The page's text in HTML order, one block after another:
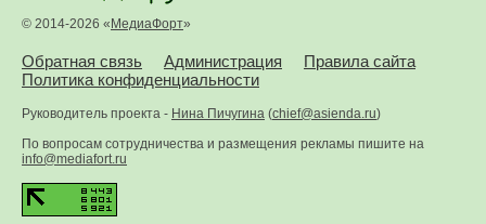
© 2014-2026 « МедиаФорт»
Обратная связь Администрация
Правила сайта
Политика конфиденциальности
Руководитель проекта - Нина Пичугина (chief@asienda.ru)
По вопросам сотрудничества и размещения рекламы пишите на
info@mediafort.ru